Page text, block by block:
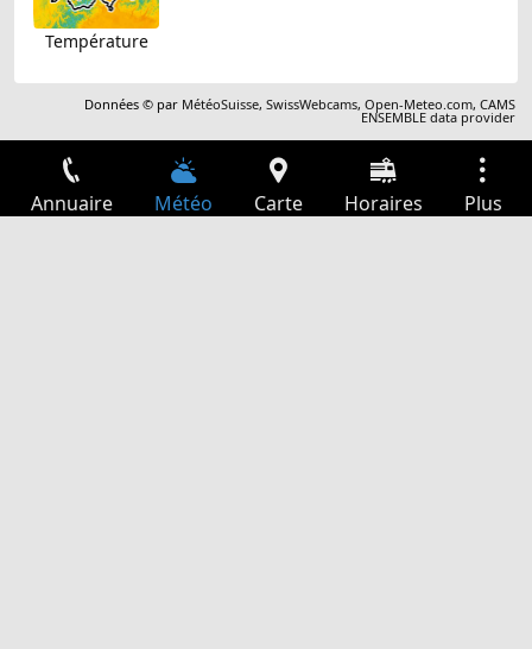
Température
Données © par MétéoSuisse,SwissWebcams,Open-Meteo.com,CAMS
ENSEMBLE data provider
Annuaire Météo Carte Horaires Plus